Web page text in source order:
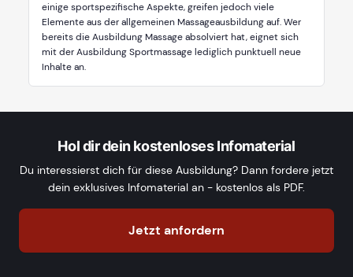
einige sportspezifische Aspekte, greifen jedoch viele
Elemente aus der allgemeinen Massageausbildung auf. Wer
bereits die Ausbildung Massage absolviert hat, eignet sich
mit der Ausbildung Sportmassage lediglich punktuell neue
Inhalte an.
Hol dir dein kostenloses Infomaterial
Du interessierst dich für diese Ausbildung? Dann fordere jetzt
dein exklusives Infomaterial an - kostenlos als PDF.
Jetzt anfordern